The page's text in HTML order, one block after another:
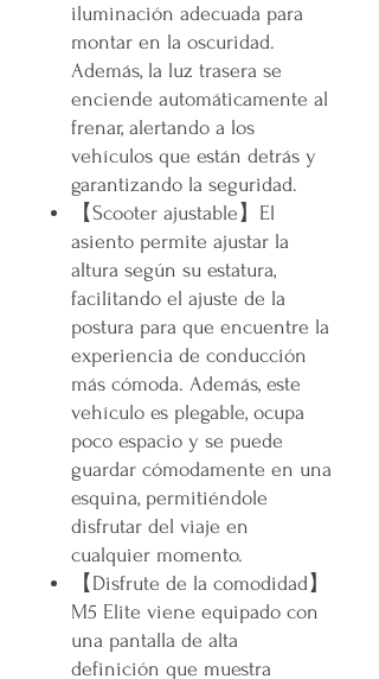
iluminación adecuada para
montar en la oscuridad.
Además, la luz trasera se
enciende automáticamente al
frenar, alertando a los
vehículos que están detrás y
garantizando la seguridad.
【Scooter ajustable 】 El
asiento permite ajustar la
altura según su estatura,
facilitando el ajuste de la
postura para que encuentre la
experiencia de conducción
más cómoda. Además, este
vehículo es plegable, ocupa
poco espacio y se puede
guardar cómodamente en una
esquina, permitiéndole
disfrutar del viaje en
cualquier momento.
【 Disfrute de la comodidad 】
M5 Elite viene equipado con
una pantalla de alta
definición que muestra